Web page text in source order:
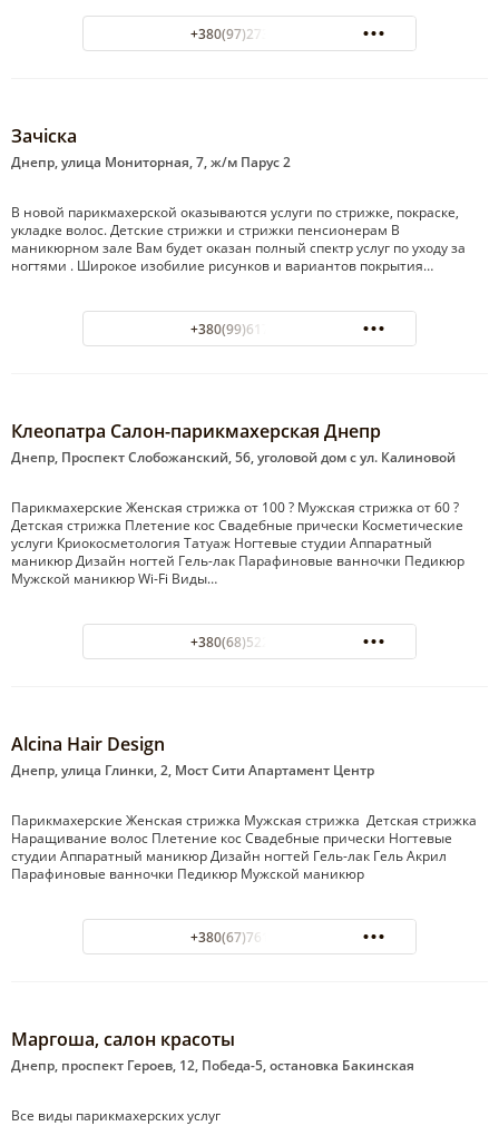
+380(97)273-77-32
Зачiска
Днепр, улица Мониторная, 7, ж/м Парус 2
В новой парикмахерской оказываются услуги по стрижке, покраске,
укладке волос. Детские стрижки и стрижки пенсионерам В
маникюрном зале Вам будет оказан полный спектр услуг по уходу за
ногтями . Широкое изобилие рисунков и вариантов покрытия…
+380(99)617-65-77
Клеопатра Салон-парикмахерская Днепр
Днепр, Проспект Слобожанский, 56, уголовой дом с ул. Калиновой
Парикмахерские Женская стрижка от 100 ? Мужская стрижка от 60 ?
Детская стрижка Плетение кос Свадебные прически Косметические
услуги Криокосметология Татуаж Ногтевые студии Аппаратный
маникюр Дизайн ногтей Гель-лак Парафиновые ванночки Педикюр
Мужской маникюр Wi-Fi Виды…
+380(68)522-32-45
Alcina Hair Design
Днепр, улица Глинки, 2, Мост Сити Апартамент Центр
Парикмахерские Женская стрижка Мужская стрижка Детская стрижка
Наращивание волос Плетение кос Свадебные прически Ногтевые
студии Аппаратный маникюр Дизайн ногтей Гель-лак Гель Акрил
Парафиновые ванночки Педикюр Мужской маникюр
+380(67)761-57-61
Маргоша, салон красоты
Днепр, проспект Героев, 12, Победа-5, остановка Бакинская
Все виды парикмахерских услуг